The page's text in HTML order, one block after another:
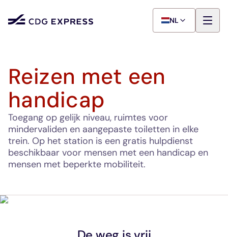
NL
Reizen met een
handicap
Toegang op gelijk niveau, ruimtes voor
mindervaliden en aangepaste toiletten in elke
trein. Op het station is een gratis hulpdienst
beschikbaar voor mensen met een handicap en
mensen met beperkte mobiliteit.